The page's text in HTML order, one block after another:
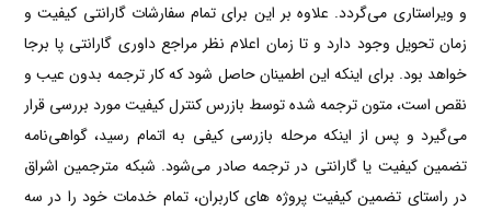
و ویراستاری می‌گردد. علاوه بر این برای تمام سفارشات گارانتی کیفیت و
زمان تحویل وجود دارد و تا زمان اعلام نظر مراجع داوری گارانتی پا برجا
خواهد بود. برای اینکه این اطمینان حاصل شود که کار ترجمه بدون عیب و
نقص است، متون ترجمه شده توسط بازرس کنترل کیفیت مورد بررسی قرار
می‌گیرد و پس از اینکه مرحله بازرسی کیفی به اتمام رسید، گواهی‌نامه
تضمین کیفیت یا گارانتی در ترجمه صادر می‌شود. شبکه مترجمین اشراق
در راستای تضمین کیفیت پروژه های کاربران، تمام خدمات خود را در سه